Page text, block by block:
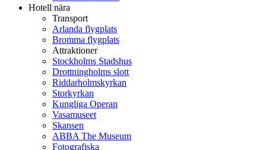
Hotell nära
Transport
Arlanda flygplats
Bromma flygplats
Attraktioner
Stockholms Stadshus
Drottningholms slott
Riddarholmskyrkan
Storkyrkan
Kungliga Operan
Vasamuseet
Skansen
ABBA The Museum
Fotografiska